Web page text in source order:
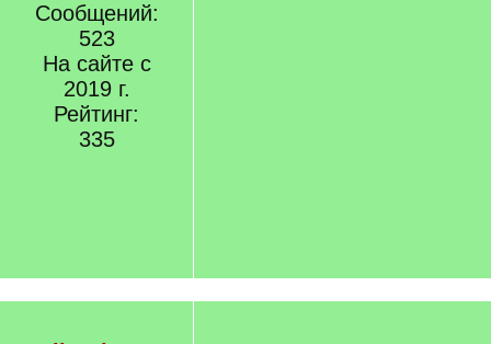
Сообщений:
523
На сайте с
2019 г.
Рейтинг:
335